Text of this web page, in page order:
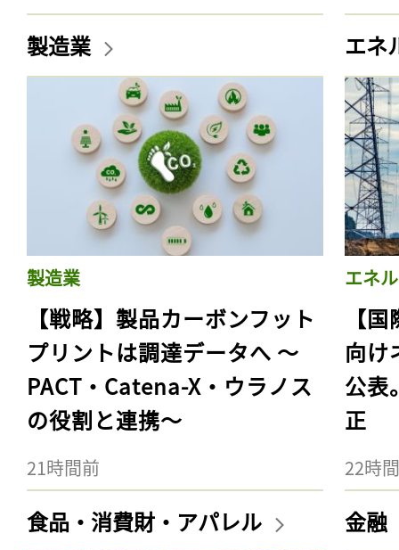
製造業
製造業
【戦略】製品カーボンフット
プリントは調達データへ 〜
PACT・Catena-X・ウラノス
の役割と連携〜
21時間前
エネ
エネ
【
向け
公表
正
22時
食品・消費財・アパレル 金融